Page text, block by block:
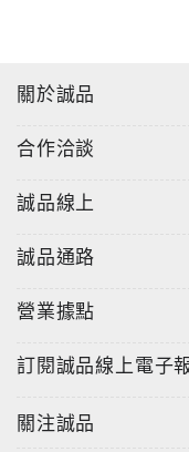
關於誠品
合作洽談
誠品線上
誠品通路
營業據點
訂閱誠品線上電子
關注誠品